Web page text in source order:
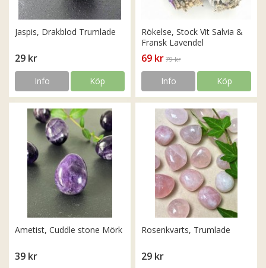
Jaspis, Drakblod Trumlade
29 kr
Info Köp
Rökelse, Stock Vit Salvia &
Fransk Lavendel
69 kr 79 kr
Info Köp
Ametist, Cuddle stone Mörk
39 kr
Rosenkvarts, Trumlade
29 kr